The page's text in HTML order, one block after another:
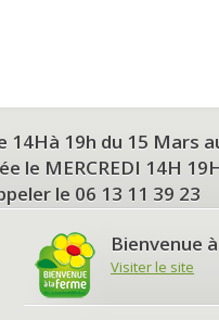
14Hà 19h du 15 Mars
le MERCREDI 14H
le 06 13 11 39 23
Bienvenue
Visiter le site